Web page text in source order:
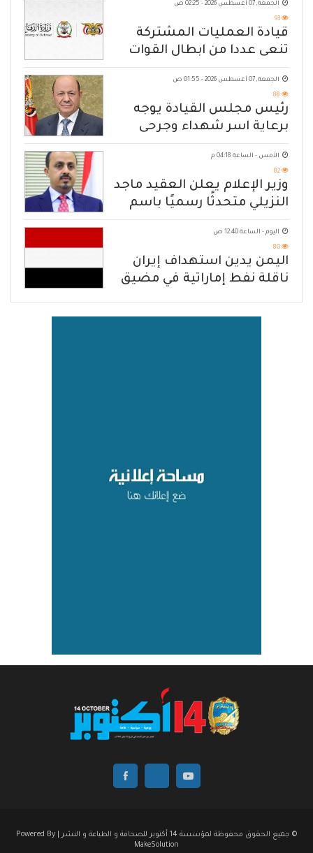
الجمعة, 07 أغسطس 2026 - 02:25 ص
93
قيادة العمليات المشتركة
تنعى عددا من ابطال القوات
المسلحة
الجمعة, 07 أغسطس 2026 - 01:55 ص
88
رئيس مجلس القيادة يوجه
برعاية اسر شهداء وجرحى
الهجوم الإرهابي الحوثي والرد
الحازم على مصدر التهديد
الأمس - الساعة 04:18 م
82
وزير الإعلام يعلن العقيد ماجد
النزيلي متحدثًا رسميًا باسم
القوات المسلحة اليمنية
اليوم - الساعة 12:40 ص
80
اليمن يدين استهداف إيران
ناقلة نفط إماراتية في مضيق
© جميع الحقوق محفوظة لمؤسسة 14 أكتوبر للصحافة و الطباعة و النشر | Powered By
MakeSolution